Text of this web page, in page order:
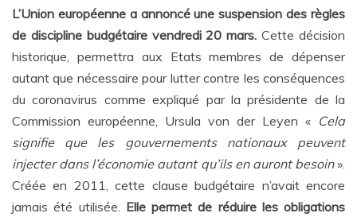
L’Union européenne a annoncé une suspension des règles
de discipline budgétaire vendredi 20 mars. Cette décision
historique, permettra aux Etats membres de dépenser
autant que nécessaire pour lutter contre les conséquences
du coronavirus comme expliqué par la présidente de la
Commission européenne, Ursula von der Leyen « Cela
signifie que les gouvernements nationaux peuvent
injecter dans l’économie autant qu’ils en auront besoin».
Créée en 2011, cette clause budgétaire n’avait encore
jamais été utilisée. Elle permet de réduire les obligations